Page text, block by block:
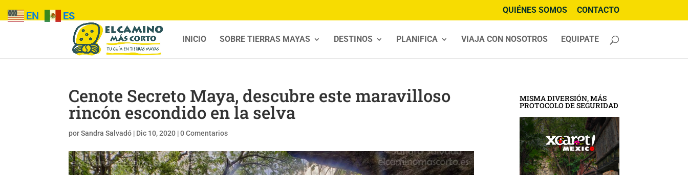
QUIÉNES SOMOS CONTACTO
INICIO SOBRE TIERRAS MAYAS DESTINOS PLANIFICA VIAJA CON NOSOTROS EQUIPATE
Cenote Secreto Maya, descubre este maravilloso
rincón escondido en la selva
porSandra Salvadó | Dic 10, 2020 |0 Comentarios
MISMA DIVERSIÓN, MÁS
PROTOCOLO DE SEGURIDAD
EN ES